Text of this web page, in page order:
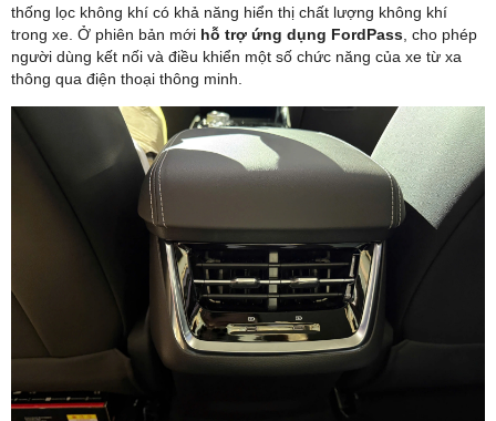
thống lọc không khí có khả năng hiển thị chất lượng không khí
trong xe. Ở phiên bản mới hỗ trợ ứng dụng FordPass , cho phép
người dùng kết nối và điều khiển một số chức năng của xe từ xa
thông qua điện thoại thông minh.